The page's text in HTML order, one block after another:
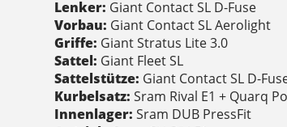
Lenker: Giant Contact SL D-Fuse
Vorbau: Giant Contact SL Aerolight
Griffe: Giant Stratus Lite 3.0
Sattel: Giant Fleet SL
Sattelstütze: Giant Contact SL D-
Kurbelsatz: Sram Rival E1 + Quarq
Innenlager: Sram DUB PressFit